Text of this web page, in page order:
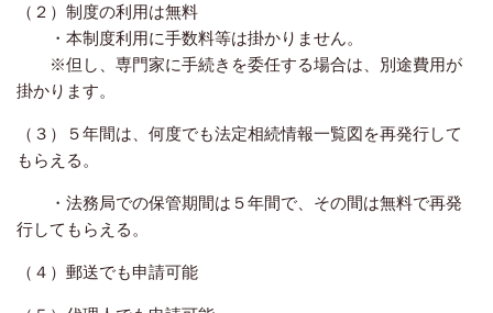
（２）制度の利用は無料
・本制度利用に手数料等は掛かりません。
※但し、専門家に手続きを委任する場合は、別途費用が
掛かります。
（３）５年間は、何度でも法定相続情報一覧図を再発行して
もらえる。
・法務局での保管期間は５年間で、その間は無料で再発
行してもらえる。
（４）郵送でも申請可能